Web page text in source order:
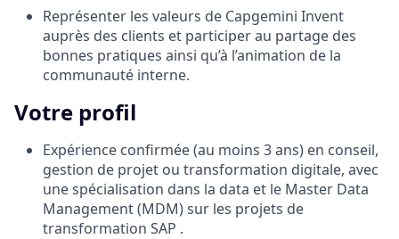
Représenter les valeurs de Capgemini Invent
auprès des clients et participer au partage des
bonnes pratiques ainsi qu’à l’animation de la
communauté interne.
Votre profil
Expérience confirmée (au moins 3 ans) en conseil,
gestion de projet ou transformation digitale, avec
une spécialisation dans la data et le Master Data
Management (MDM) sur les projets de
transformation SAP .